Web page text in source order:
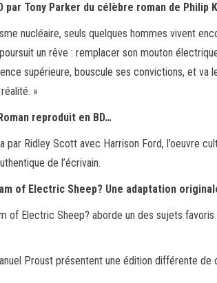
par Tony Parker du célèbre roman de Philip
nucléaire, seuls quelques hommes vivent
un rêve : remplacer son mouton
supérieure, bouscule ses convictions, et
»
reproduit en BD…
par Ridley Scott avec Harrison Ford, l’oeuvre
de l’écrivain.
of Electric Sheep? Une adaptation
of Electric Sheep? aborde un des sujets
Proust présentent une édition différente